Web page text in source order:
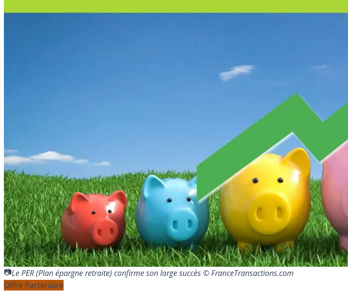
Le PER (Plan épargne retraite) confirme son large succès © FranceTransactions.com
Offre Partenaire